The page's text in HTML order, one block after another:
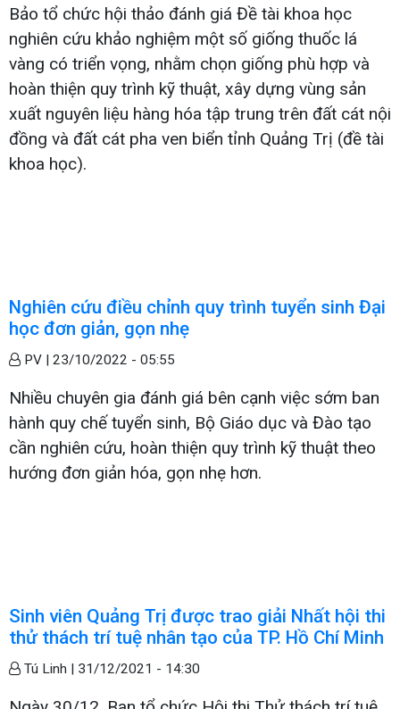
Bảo tổ chức hội thảo đánh giá Đề tài khoa học
nghiên cứu khảo nghiệm một số giống thuốc lá
vàng có triển vọng, nhằm chọn giống phù hợp và
hoàn thiện quy trình kỹ thuật, xây dựng vùng sản
xuất nguyên liệu hàng hóa tập trung trên đất cát nội
đồng và đất cát pha ven biển tỉnh Quảng Trị (đề tài
khoa học).
Nghiên cứu điều chỉnh quy trình tuyển sinh Đại
học đơn giản, gọn nhẹ
PV | 23/10/2022 - 05:55
Nhiều chuyên gia đánh giá bên cạnh việc sớm ban
hành quy chế tuyển sinh, Bộ Giáo dục và Đào tạo
cần nghiên cứu, hoàn thiện quy trình kỹ thuật theo
hướng đơn giản hóa, gọn nhẹ hơn.
Sinh viên Quảng Trị được trao giải Nhất hội thi
thử thách trí tuệ nhân tạo của TP. Hồ Chí Minh
Tú Linh | 31/12/2021 - 14:30